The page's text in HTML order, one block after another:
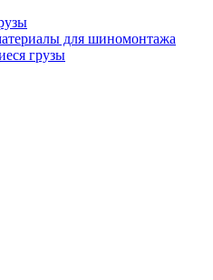
для шиномонтажа
грузы